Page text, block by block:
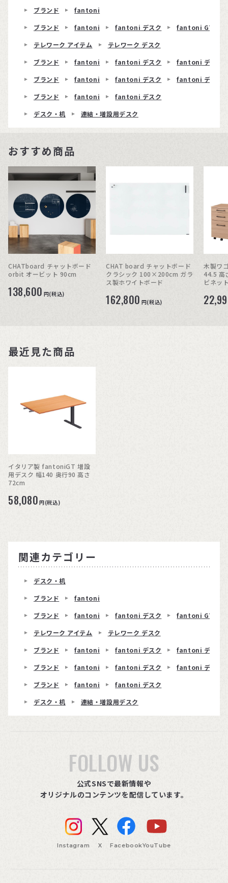
ブランド
fantoni
ブランド
fantoni fantoni デスク
fantoni GT
テレワーク アイテム
テレワーク デスク
ブランド
fantoni fantoni デスク
fantoni デスク
ブランド
fantoni fantoni デスク
fantoni デスク
ブランド
fantoni
fantoni デスク
デスク・机
連結・増設用デスク
おすすめ商品
CHATboard チャットボード
orbit オービット 90cm
138,600 円(税込)
CHAT board チャットボード
クラシック 100×200cm ガラ
ス製ホワイトボード
162,800 円(税込)
木製ワ
44.5 高
ビネッ
最近見た商品
イタリア製 fantoniGT 増設
用デスク 幅140 奥行90 高さ
72cm
58,080 円(税込)
関連カテゴリー
デスク・机
ブランド
fantoni
ブランド
fantoni fantoni デスク
fantoni GT
テレワーク アイテム
テレワーク デスク
ブランド
fantoni fantoni デスク
fantoni デスク
ブランド
fantoni fantoni デスク
fantoni デスク
ブランド
fantoni
fantoni デスク
デスク・机
連結・増設用デスク
FOLLOW US
公式SNSで最新情報や
オリジナルのコンテンツを配信しています。
Instagram X FacebookYouTube